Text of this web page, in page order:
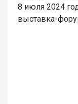
8 июля 2024
выставка-